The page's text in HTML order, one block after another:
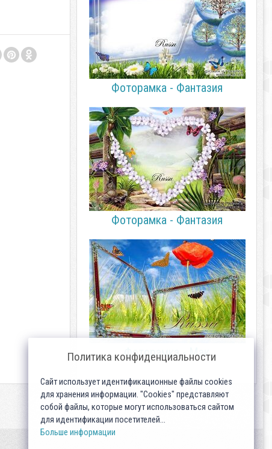
Фоторамка - Фантазия
Фоторамка - Фантазия
Фоторамка - Мак
Политика конфиденциальности
Сайт использует идентификационные файлы cookies
для хранения информации. "Cookies" представляют
собой файлы, которые могут использоваться сайтом
для идентификации посетителей...
Больше информации